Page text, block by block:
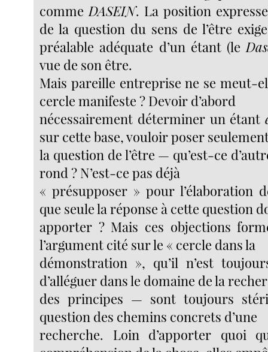
comme DASEIN. La position
de la question du sens de l’être
préalable adéquate d’un étant (le
vue de son être.
Mais pareille entreprise ne se meut-
cercle manifeste ? Devoir d’abord
nécessairement déterminer un étant
sur cette base, vouloir poser
la question de l’être — qu’est-ce
rond ? N’est-ce pas déjà
« présupposer » pour l’élaboration
que seule la réponse à cette question
apporter ? Mais ces objections
l’argument cité sur le « cercle dans la
démonstration », qu’il n’est
d’alléguer dans le domaine de la
des principes — sont toujours
question des chemins concrets d’une
recherche. Loin d’apporter quoi